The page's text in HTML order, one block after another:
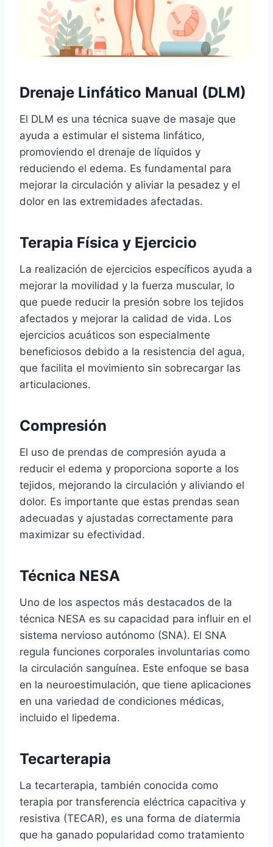
Drenaje Linfático Manual (DLM)
El DLM es una técnica suave de masaje que
ayuda a estimular el sistema linfático,
promoviendo el drenaje de líquidos y
reduciendo el edema. Es fundamental para
mejorar la circulación y aliviar la pesadez y el
dolor en las extremidades afectadas.
Terapia Física y Ejercicio
La realización de ejercicios específicos ayuda a
mejorar la movilidad y la fuerza muscular, lo
que puede reducir la presión sobre los tejidos
afectados y mejorar la calidad de vida. Los
ejercicios acuáticos son especialmente
beneficiosos debido a la resistencia del agua,
que facilita el movimiento sin sobrecargar las
articulaciones.
Compresión
El uso de prendas de compresión ayuda a
reducir el edema y proporciona soporte a los
tejidos, mejorando la circulación y aliviando el
dolor. Es importante que estas prendas sean
adecuadas y ajustadas correctamente para
maximizar su efectividad.
Técnica NESA
Uno de los aspectos más destacados de la
técnica NESA es su capacidad para influir en el
sistema nervioso autónomo (SNA). El SNA
regula funciones corporales involuntarias como
la circulación sanguínea. Este enfoque se basa
en la neuroestimulación, que tiene aplicaciones
en una variedad de condiciones médicas,
incluido el lipedema.
Tecarterapia
La tecarterapia, también conocida como
terapia por transferencia eléctrica capacitiva y
resistiva (TECAR), es una forma de diatermia
que ha ganado popularidad como tratamiento